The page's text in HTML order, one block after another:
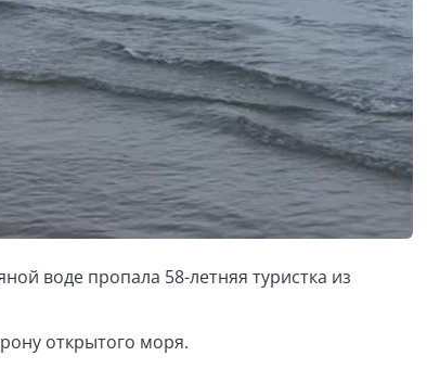
воде пропала 58-летняя туристка из
открытого моря.